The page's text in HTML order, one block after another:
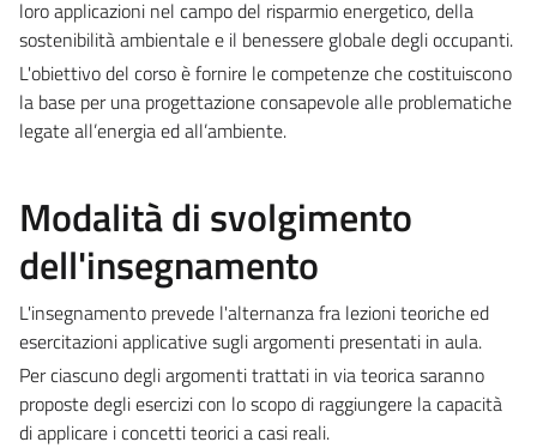
loro applicazioni nel campo del risparmio energetico, della
sostenibilità ambientale e il benessere globale degli occupant​i.
L'obiettivo del corso è fornire le competenze che costituiscono
la base per una progettazione consapevole alle problematiche
legate all’energia ed all’ambiente.
Modalità di svolgimento
dell'insegnamento
L'insegnamento prevede l'alternanza fra lezioni teoriche ed
esercitazioni applicative sugli argomenti presentati in aula.
Per ciascuno degli argomenti trattati in via teorica saranno
proposte degli esercizi con lo scopo di raggiungere la capacità
di applicare i concetti teorici a casi reali.